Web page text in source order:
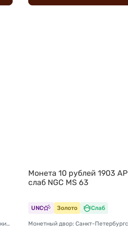
Монетный двор: Санкт-Петербургский монетный двор
Монета 10 рублей 1903 АР
слаб NGC MS 63
UNC Золото Слаб